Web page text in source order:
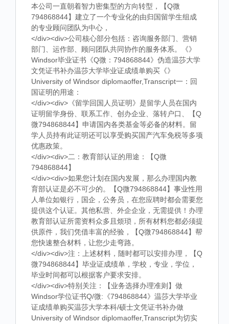
本公司一直朝着智力密集型的方向转型，【Q微
794868844】建立了一个专业化的由归国留学生组成
的专业顾问团队为中心，
</div><div>公司核心部分包括：咨询服务部门、营销
部门、运作部、顾问团队共同协作的服务体系。《》
Windsor毕业证书《Q微：794868844》伪造温莎大学
文凭证书补办温莎大学毕业证成绩单购买《》
University of Windsor diplomaoffer,Transcript一：回
国证明的用途：
</div><div>《留学回国人员证明》是留学人员在国内
证明留学身份、联系工作、创办企业、落转户口、【Q
微794868844】申请国内各类基金等必备的材料。留
学人员持有此证明还可以享受购买国产汽车免税等多项
优惠政策。
</div><div>二：教育部认证的用途：【Q微
794868844】
</div><div>如果您计划在国内发展，那么办理国内教
育部认证是必不可少的。【Q微794868844】事业性用
人单位如银行，国企，公务员，在您应聘时都会需要您
提供这个认证。其他私营、外企企业，无需提供！办理
教育部认证所需资料众多且烦琐，所有材料您都必须提
供原件，我们凭借丰富的经验，【Q微794868844】帮
您快速整合材料，让您少走弯路。
</div><div>注：上述材料，随时都可以安排办理，【Q
微794868844】毕业证成绩单，学校，专业，学位，
毕业时间都可以根据客户要求安排。
</div><div>特别关注：【业务选择办理准则】做
Windsor学位证书Q/微:《794868844》温莎大学毕业
证成绩单购买温莎大学本科/硕士文凭证书补办做
University of Windsor diplomaoffer,Transcript为切实